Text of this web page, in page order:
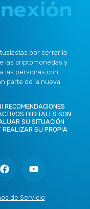
por cerrar la
las criptomonedas y
las personas con
parte de la nueva
RECOMENDACIONES
DIGITALES SON
SU SITUACIÓN
REALIZAR SU PROPIA
c
o
u
b
de Servicio